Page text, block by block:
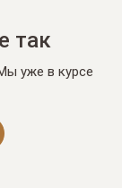
так
уже в курсе